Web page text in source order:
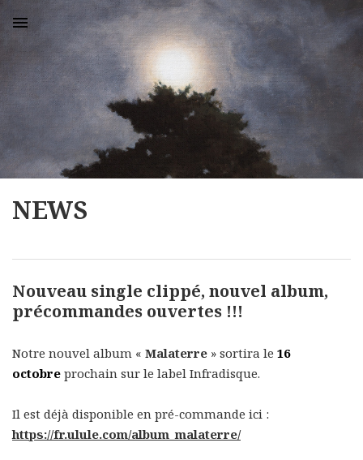
NEWS
Nouveau single clippé, nouvel album,
précommandes ouvertes !!!
Notre nouvel album « Malaterre » sortira le 16
octobre prochain sur le label Infradisque.
Il est déjà disponible en pré-commande ici :
https://fr.ulule.com/album_malaterre/